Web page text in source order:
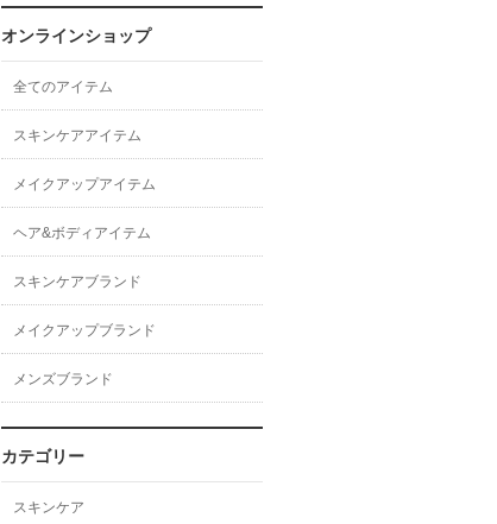
オンラインショップ
全てのアイテム
スキンケアアイテム
メイクアップアイテム
ヘア&ボディアイテム
スキンケアブランド
メイクアップブランド
メンズブランド
カテゴリー
スキンケア